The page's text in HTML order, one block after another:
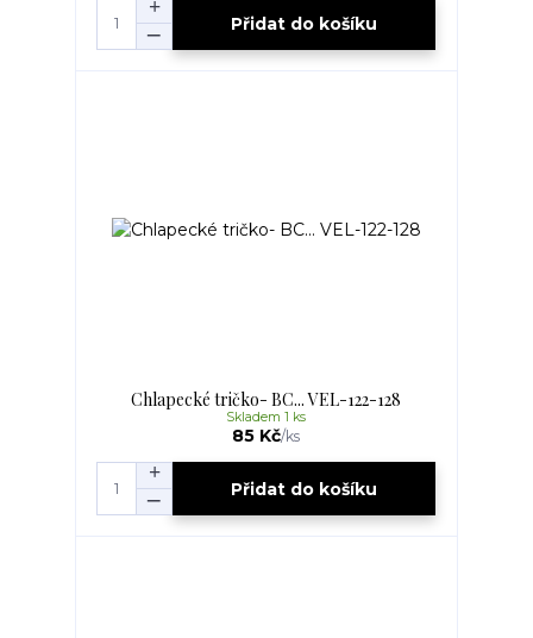
Přidat do košíku
Chlapecké tričko- BC... VEL-122-128
85 Kč/ks
Skladem 1 ks
Přidat do košíku